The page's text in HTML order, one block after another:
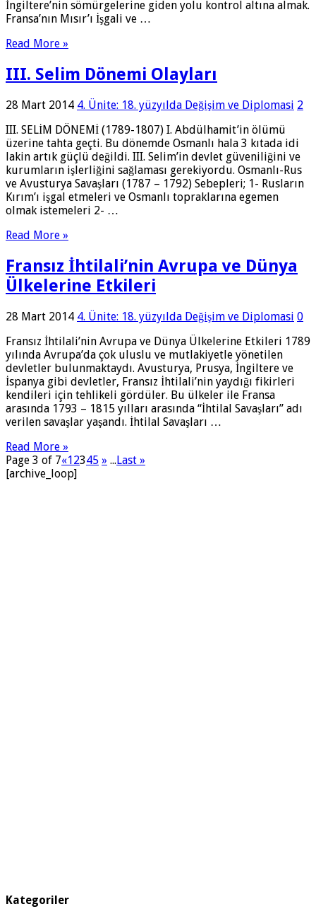
İngiltere’nin sömürgelerine giden yolu kontrol altına almak.
Fransa’nın Mısır’ı İşgali ve …
Read More »
III. Selim Dönemi Olayları
28 Mart 2014 4. Ünite: 18. yüzyılda Değişim ve Diplomasi 2
III. SELİM DÖNEMİ (1789-1807) I. Abdülhamit’in ölümü
üzerine tahta geçti. Bu dönemde Osmanlı hala 3 kıtada idi
lakin artık güçlü değildi. III. Selim’in devlet güveniliğini ve
kurumların işlerliğini sağlaması gerekiyordu. Osmanlı-Rus
ve Avusturya Savaşları (1787 – 1792) Sebepleri; 1- Rusların
Kırım’ı işgal etmeleri ve Osmanlı topraklarına egemen
olmak istemeleri 2- …
Read More »
Fransız İhtilali’nin Avrupa ve Dünya
Ülkelerine Etkileri
28 Mart 2014 4. Ünite: 18. yüzyılda Değişim ve Diplomasi 0
Fransız İhtilali’nin Avrupa ve Dünya Ülkelerine Etkileri 1789
yılında Avrupa’da çok uluslu ve mutlakiyetle yönetilen
devletler bulunmaktaydı. Avusturya, Prusya, İngiltere ve
İspanya gibi devletler, Fransız İhtilali’nin yaydığı fikirleri
kendileri için tehlikeli gördüler. Bu ülkeler ile Fransa
arasında 1793 – 1815 yılları arasında “İhtilal Savaşları” adı
verilen savaşlar yaşandı. İhtilal Savaşları …
Read More »
Page 3 of 7«12345 » ...Last »
[archive_loop]
Kategoriler